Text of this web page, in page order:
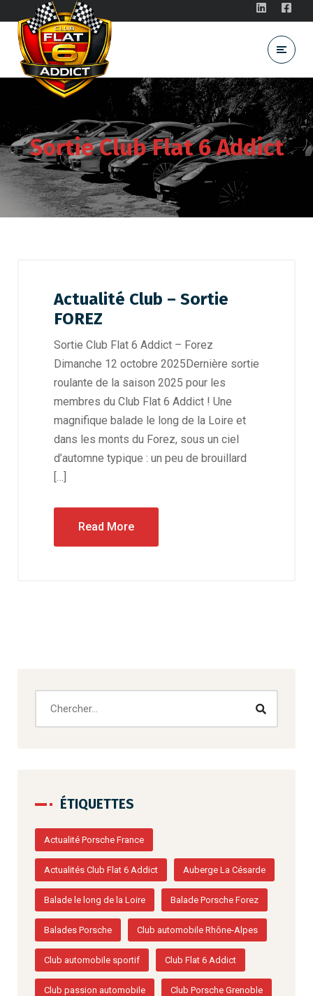
Sortie Club Flat 6 Addict
Actualité Club – Sortie
FOREZ
Sortie Club Flat 6 Addict – Forez
Dimanche 12 octobre 2025Dernière sortie
roulante de la saison 2025 pour les
membres du Club Flat 6 Addict ! Une
magnifique balade le long de la Loire et
dans les monts du Forez, sous un ciel
d’automne typique : un peu de brouillard
[…]
Read More
ÉTIQUETTES
Actualité Porsche France
Actualités Club Flat 6 Addict Auberge La Césarde
Balade le long de la Loire Balade Porsche Forez
Balades Porsche Club automobile Rhône-Alpes
Club automobile sportif Club Flat 6 Addict
Club passion automobile Club Porsche Grenoble